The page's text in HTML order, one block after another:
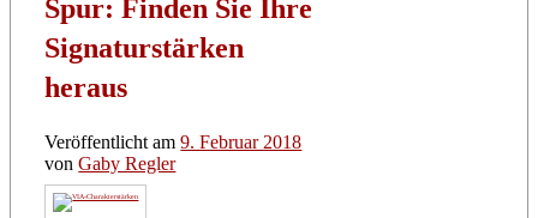
Spur: Finden Sie Ihre
Signaturstärken
heraus
Veröffentlicht am9. Februar 2018
vonGaby Regler